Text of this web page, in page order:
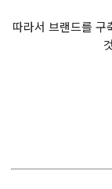
따라서 브랜드를 구